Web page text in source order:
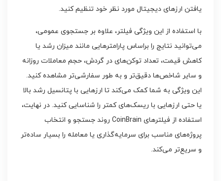
یافتن ارزهای دیجیتال مورد نظر خود تنظیم کنید.
با استفاده از این ویژگی فیلتر، علاوه بر جستجوی عمومی،
می‌توانید نتایج را براساس پارامترهایی مانند میزان رشد یا
کاهش قیمت، تعداد توکن‌های در گردش، حجم معاملات روزانه
و سایر شاخص‌ها دقیق‌تر و به طور سفارشی‌تر مشاهده کنید.
این ویژگی به شما کمک می‌کند تا ارزهایی با پتانسیل رشد بالا
یا حتی ارزهایی با ریسک‌های کمتر را شناسایی کنید. در نهایت،
استفاده از فیلترهای CoinBrain روند جستجو و انتخاب
پروژه‌های مناسب برای سرمایه‌گذاری یا معامله را بسیار ساده‌تر
و سریع‌تر می‌کند.